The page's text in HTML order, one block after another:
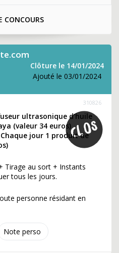
CONCOURS
Clôture le 14/01/2024
Ajouté le 03/01/2024
Note perso
310826
ultrasonique d’huile
(valeur 34 euros)
jour 1 produit de
Tirage au sort + Instants
tous les jours.
personne résidant en